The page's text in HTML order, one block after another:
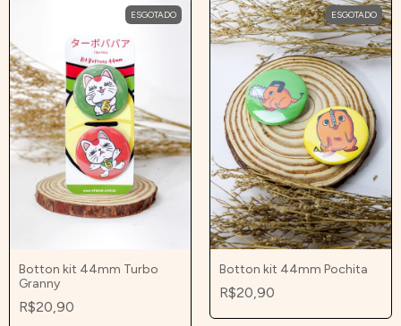
ESGOTADO
Botton kit 44mm Turbo
Granny
R$20,90
ESGOTADO
Botton kit 44mm Pochita
R$20,90